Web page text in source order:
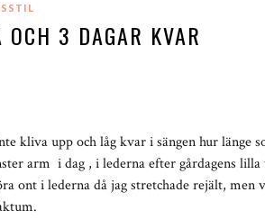
OCH 3 DAGAR KVAR
kliva upp och låg kvar i sängen hur länge
arm i dag , i lederna efter gårdagens
ont i lederna då jag stretchade rejält, men